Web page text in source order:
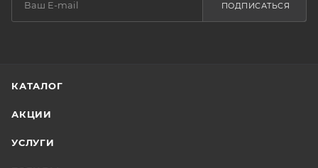
ПОДПИСАТЬСЯ
КАТАЛОГ
АКЦИИ
УСЛУГИ